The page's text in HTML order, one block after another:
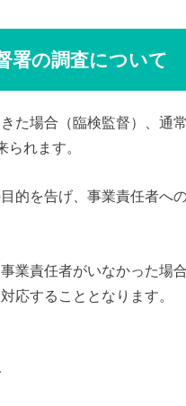
署の調査について
た場合（臨検監督）、通
られます。
的を告げ、事業責任者へ
業責任者がいなかった場
応することとなります。